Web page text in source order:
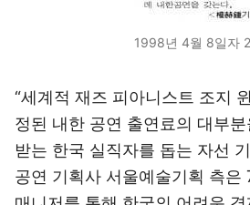
1998년 4월 8일자
“세계적 재즈 피아니스트 조지
정된 내한 공연 출연료의 대부
받는 한국 실직자를 돕는 자선
공연 기획사 서울예술기획 측은